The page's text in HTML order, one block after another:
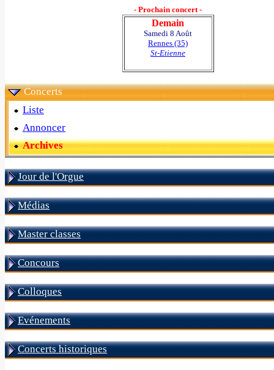
- Prochain concert -
Demain
Samedi 8 Août
Rennes (35)
St-Etienne
Concerts
Liste
Annoncer
Archives
Jour de l'Orgue
Médias
Master classes
Concours
Colloques
Evénements
Concerts historiques